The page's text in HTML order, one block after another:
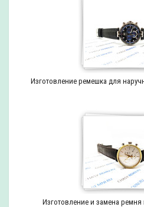
Изготовление ремешка для
Изготовление и замена ремня